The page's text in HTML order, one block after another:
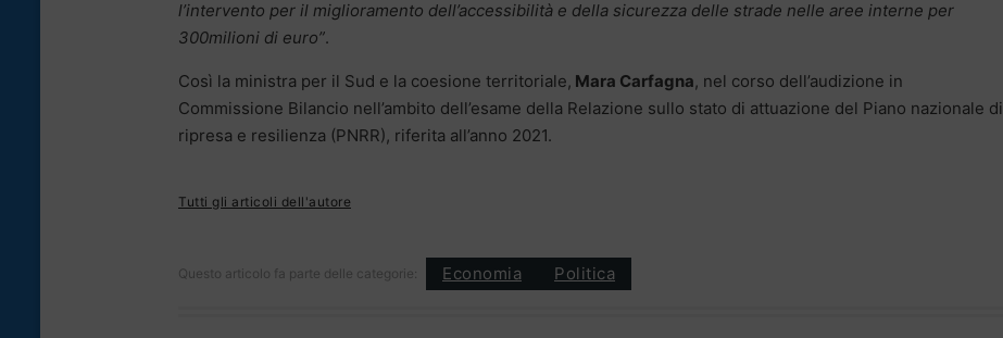
l’intervento per il miglioramento dell’accessibilità e della sicurezza delle strade nelle aree interne per
300milioni di euro”.
Così la ministra per il Sud e la coesione territoriale, Mara Carfagna, nel corso dell’audizione in
Commissione Bilancio nell’ambito dell’esame della Relazione sullo stato di attuazione del Piano nazionale di
ripresa e resilienza (PNRR), riferita all’anno 2021.
Tutti gli articoli dell'autore
Questo articolo fa parte delle categorie: Economia Politica